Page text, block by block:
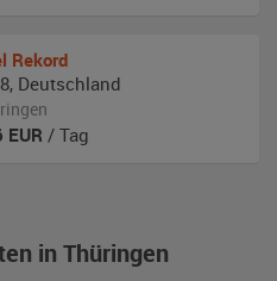
in Thüringen
Rekord
, Deutschland
EUR / Tag